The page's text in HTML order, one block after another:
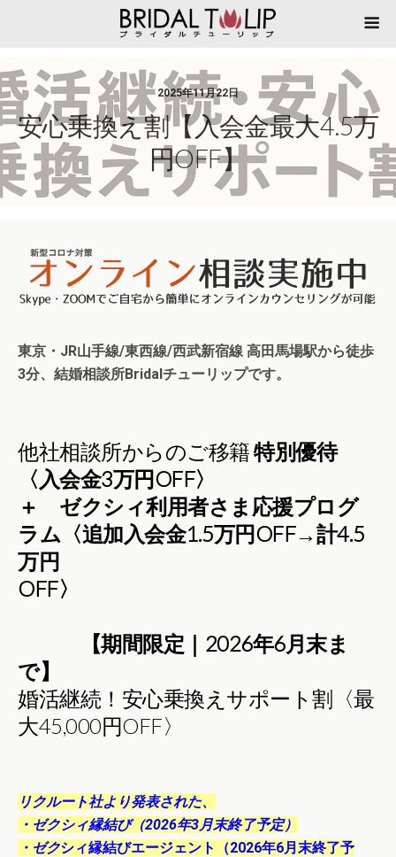
2025年11月22日
安心乗換え割【入会金最大4.5万
円OFF】
東京・JR山手線/東西線/西武新宿線 高田馬場駅から徒歩
3分、結婚相談所Bridalチューリップです。
他社相談所からのご移籍特別優待
〈入会金3万円OFF〉
＋ ゼクシィ利用者さま応援プログ
ラム〈追加入会金1.5万円OFF→計4.5
万円
OFF〉
【期間限定｜2026年6月末ま
で】
婚活継続！安心乗換えサポート割〈最
大45,000円OFF〉
リクルート社より発表された、
・ゼクシィ縁結び（2026年3月末終了予定）
・ゼクシィ縁結びエージェント（2026年6月末終了予